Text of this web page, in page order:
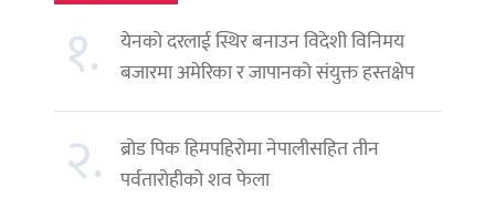
१.
येनको दरलाई स्थिर बनाउन विदेशी विनिमय
बजारमा अमेरिका र जापानको संयुक्त हस्तक्षेप
२. ब्रोड पिक हिमपहिरोमा नेपालीसहित तीन
पर्वतारोहीको शव फेला